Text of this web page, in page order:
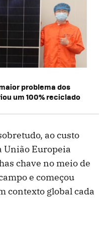
problema dos
um 100% reciclado
ao custo
União Europeia
chave no meio de
e começou
contexto global cada